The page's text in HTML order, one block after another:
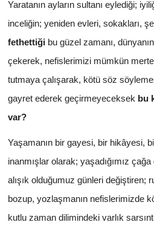
Yaratanın ayların sultanı eylediği;
inceliğin; yeniden evleri, sokakları,
fethettiğibu güzel zamanı,
çekerek, nefislerimizi mümkün
tutmaya çalışarak, kötü söz
gayret ederek geçirmeyeceksek bu
var?
Yaşamanın bir gayesi, bir hikâyesi,
inanmışlar olarak; yaşadığımız
alışık olduğumuz günleri değiştiren;
bozup, yozlaşmanın nefislerimizde
kutlu zaman dilimindeki varlık